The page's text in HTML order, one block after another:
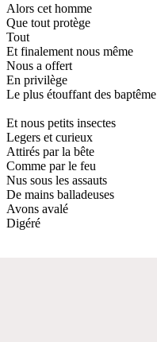
Alors cet homme
Que tout protège
Tout
Et finalement nous même
Nous a offert
En privilège
Le plus étouffant des baptême
Et nous petits insectes
Legers et curieux
Attirés par la bête
Comme par le feu
Nus sous les assauts
De mains balladeuses
Avons avalé
Digéré